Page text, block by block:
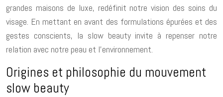
grandes maisons de luxe, redéfinit notre vision des soins du
visage. En mettant en avant des formulations épurées et des
gestes conscients, la slow beauty invite à repenser notre
relation avec notre peau et l’environnement.
Origines et philosophie du mouvement
slow beauty